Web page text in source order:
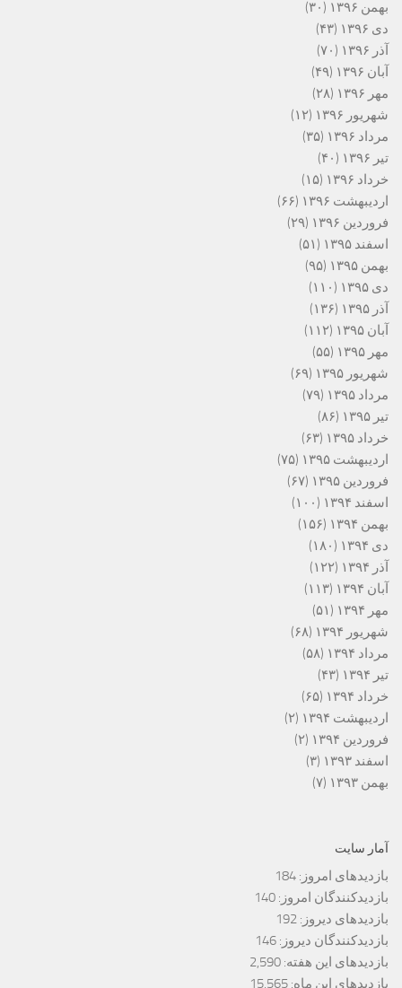
بهمن ۱۳۹۶
(۳۰)
دی ۱۳۹۶
(۴۳)
آذر ۱۳۹۶
(۷۰)
آبان ۱۳۹۶
(۴۹)
مهر ۱۳۹۶
(۲۸)
شهریور ۱۳۹۶
(۱۲)
مرداد ۱۳۹۶
(۳۵)
تیر ۱۳۹۶
(۴۰)
خرداد ۱۳۹۶
(۱۵)
اردیبهشت ۱۳۹۶
(۶۶)
فروردین ۱۳۹۶
(۲۹)
اسفند ۱۳۹۵
(۵۱)
بهمن ۱۳۹۵
(۹۵)
دی ۱۳۹۵
(۱۱۰)
آذر ۱۳۹۵
(۱۳۶)
آبان ۱۳۹۵
(۱۱۲)
مهر ۱۳۹۵
(۵۵)
شهریور ۱۳۹۵
(۶۹)
مرداد ۱۳۹۵
(۷۹)
تیر ۱۳۹۵
(۸۶)
خرداد ۱۳۹۵
(۶۳)
اردیبهشت ۱۳۹۵
(۷۵)
فروردین ۱۳۹۵
(۶۷)
اسفند ۱۳۹۴
(۱۰۰)
بهمن ۱۳۹۴
(۱۵۶)
دی ۱۳۹۴
(۱۸۰)
آذر ۱۳۹۴
(۱۲۲)
آبان ۱۳۹۴
(۱۱۳)
مهر ۱۳۹۴
(۵۱)
شهریور ۱۳۹۴
(۶۸)
مرداد ۱۳۹۴
(۵۸)
تیر ۱۳۹۴
(۴۳)
خرداد ۱۳۹۴
(۶۵)
اردیبهشت ۱۳۹۴
(۲)
فروردین ۱۳۹۴
(۲)
اسفند ۱۳۹۳
(۳)
بهمن ۱۳۹۳
(۷)
آمار سایت
بازدیدهای امروز: 184
بازدیدکنندگان امروز: 140
بازدیدهای دیروز: 192
بازدیدکنندگان دیروز: 146
بازدیدهای این هفته: 2,590
بازدیدهای این ماه: 15,565